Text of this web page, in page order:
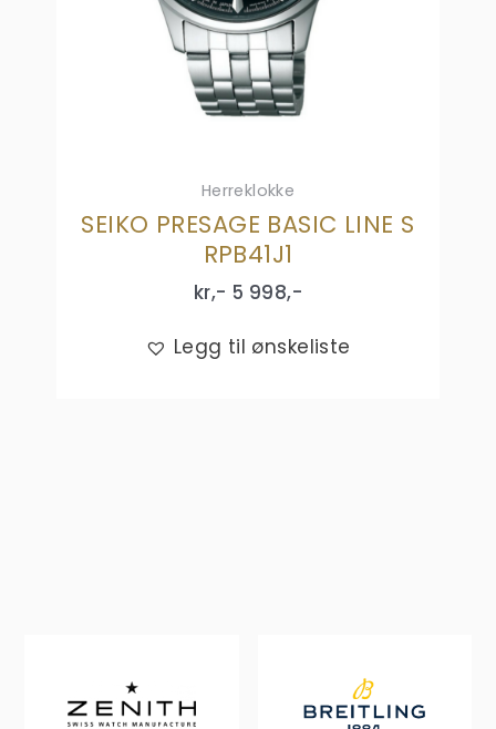
Herreklokke
SEIKO PRESAGE BASIC LINE S
RPB41J1
kr,- 5 998,-
Legg til ønskeliste